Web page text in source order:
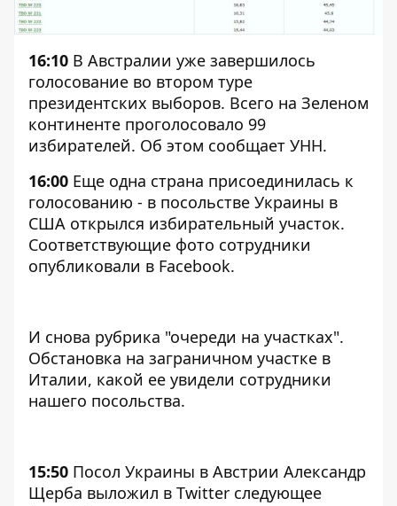
16:10 В Австралии уже завершилось
голосование во втором туре
президентских выборов. Всего на Зеленом
континенте проголосовало 99
избирателей. Об этом сообщает УНН.
16:00 Еще одна страна присоединилась к
голосованию - в посольстве Украины в
США открылся избирательный участок.
Соответствующие фото сотрудники
опубликовали в Facebook.
И снова рубрика "очереди на участках".
Обстановка на заграничном участке в
Италии, какой ее увидели сотрудники
нашего посольства.
15:50 Посол Украины в Австрии Александр
Щерба выложил в Twitter следующее